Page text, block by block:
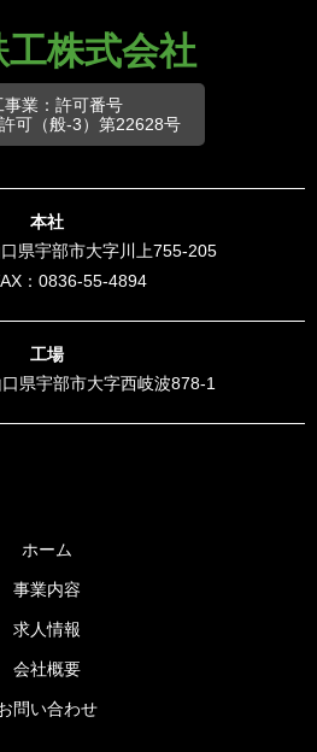
株式会社
事業：許可番号
可（般-3）第22628号
本社
県宇部市大字川上755-205
：0836-55-4894
工場
県宇部市大字西岐波878-1
ホーム
事業内容
求人情報
会社概要
問い合わせ